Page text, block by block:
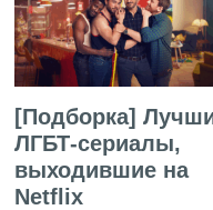
[Подборка]
ЛГБТ-сериалы,
выходившие на
Netflix